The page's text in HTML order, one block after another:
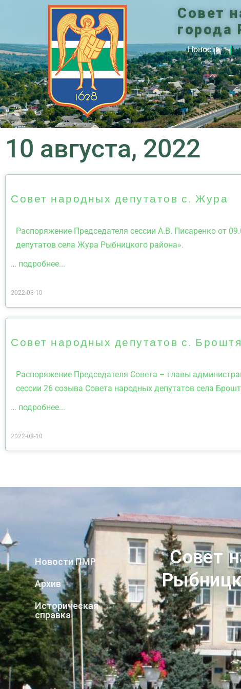
Совет
города
Новости
10 августа, 2022
Совет народных депутатов с. Жура
Распоряжение Председателя сессии А.В. Писаренко от
депутатов села Жура Рыбницкого района».
… подробнее...
2022-08-10
Совет народных депутатов с.
Распоряжение Председателя Совета – главы
сессии 26 созыва Совета народных депутатов села
… подробнее...
2022-08-10
Новости ПМР
Архив
Историческая
справка
Совет